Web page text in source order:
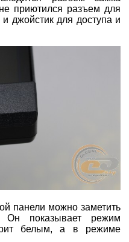
приютился разъем для
джойстик для доступа и
панели можно заметить
Он показывает режим
белым, а в режиме